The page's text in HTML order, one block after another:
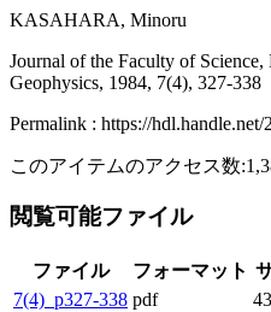
KASAHARA, Minoru
Journal of the Faculty of
Geophysics, 1984, 7(4), 327-338
Permalink : https://hdl.handle.net/
このアイテムのアクセス数:
閲覧可能ファイル
ファイル フォーマット
7(4)_p327-338 pdf